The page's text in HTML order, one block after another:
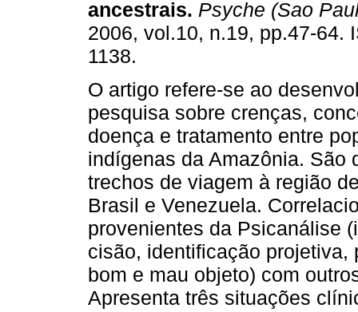
ancestrais. Psyche (Sao
2006, vol.10, n.19, pp.47-64.
1138.
O artigo refere-se ao
pesquisa sobre crenças,
doença e tratamento entre
indígenas da Amazônia. São
trechos de viagem à região
Brasil e Venezuela.
provenientes da Psicanálise
cisão, identificação projetiva,
bom e mau objeto) com
Apresenta três situações